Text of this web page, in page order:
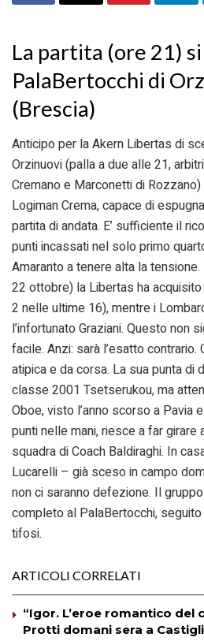
La partita (ore 21)
PalaBertocchi di
(Brescia)
Anticipo per la Akern Libertas di
Orzinuovi (palla a due alle 21,
Cremano e Marconetti di
Logiman Crema, capace di
partita di andata. E’ sufficiente il
punti incassati nel solo primo
Amaranto a tenere alta la
22 ottobre) la Libertas ha
2 nelle ultime 16), mentre i
l’infortunato Graziani. Questo non
facile. Anzi: sarà l’esatto
atipica e da corsa. La sua punta di
classe 2001 Tsetserukou, ma
Oboe, visto l’anno scorso a Pavia
punti nelle mani, riesce a far
squadra di Coach Baldiraghi. In
Lucarelli – già sceso in campo
non ci saranno defezione. Il
completo al PalaBertocchi, seguito
tifosi.
ARTICOLI CORRELATI
“Igor. L’eroe romantico del
Protti domani sera a